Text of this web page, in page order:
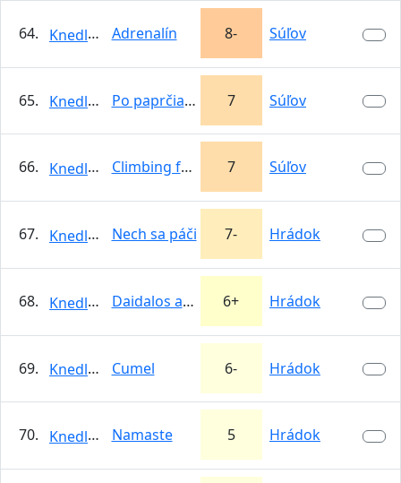
64. KnedloVepro Adrenalín 8- Súľov
65. KnedloVepro Po paprčiach 7 Súľov
66. KnedloVepro Climbing for You 7 Súľov
67. KnedloVepro Nech sa páči 7- Hrádok
68. KnedloVepro Daidalos a Ikaros - 1. dĺžka 6+ Hrádok
69. KnedloVepro Cumel 6- Hrádok
70. KnedloVepro Namaste 5 Hrádok